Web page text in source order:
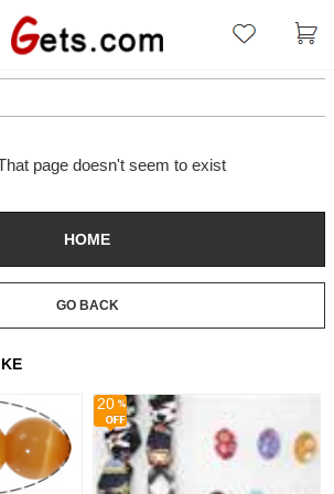
page doesn't seem to exist
HOME
GO BACK
20